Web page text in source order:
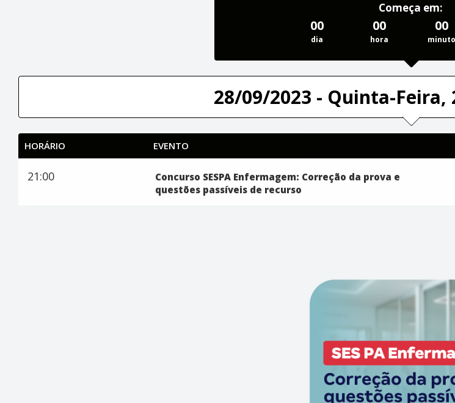
Começa em:
00
dia
00
hora
00
minuto
28/09/2023 - Quinta-Feira,
HORÁRIO EVENTO
21:00
Concurso SESPA Enfermagem: Correção da prova e
questões passíveis de recurso